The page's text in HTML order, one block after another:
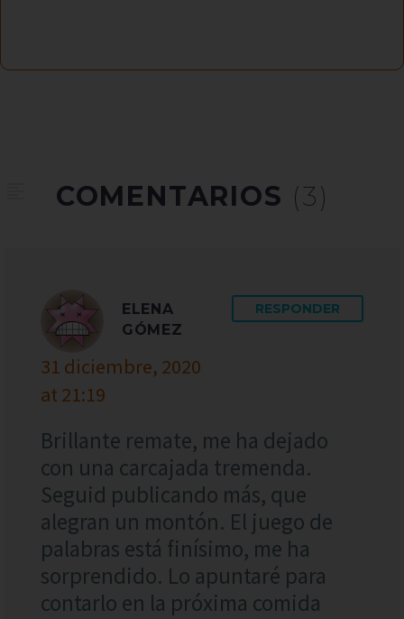
COMENTARIOS (3)
ELENA
GÓMEZ
31 diciembre, 2020
at 21:19
RESPONDER
Brillante remate, me ha dejado
con una carcajada tremenda.
Seguid publicando más, que
alegran un montón. El juego de
palabras está finísimo, me ha
sorprendido. Lo apuntaré para
contarlo en la próxima comida